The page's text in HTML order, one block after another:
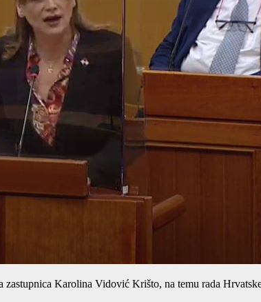
zastupnica Karolina Vidović Krišto, na temu rada